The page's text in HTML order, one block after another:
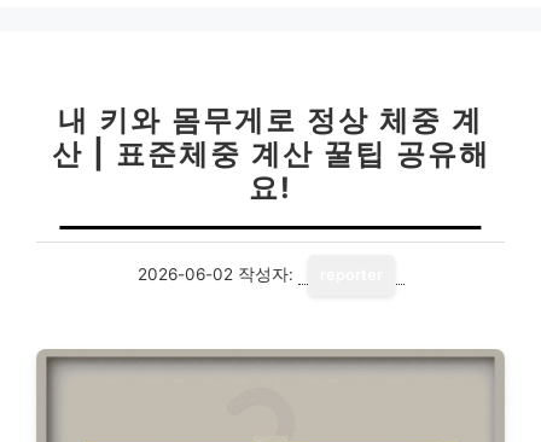
내 키와 몸무게로 정상 체중 계
산 | 표준체중 계산 꿀팁 공유해
요!
2026-06-02 작성자: